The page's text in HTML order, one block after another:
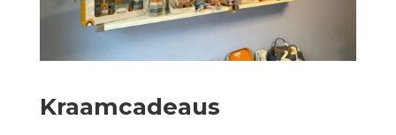
Kraamcadeaus